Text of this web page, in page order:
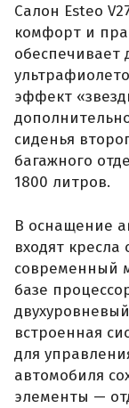
Салон Esteo
комфорт и
обеспечивает
эффект
сиденья
багажного
1800 литров.
В оснащение
входят
современный
базе
встроенная
для
автомобиля
элементы —